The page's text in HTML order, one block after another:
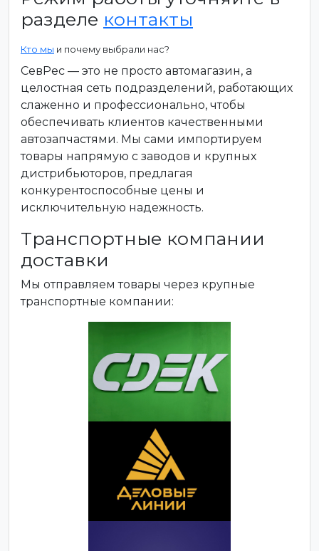
разделе контакты
Кто мы и почему выбрали нас?
СевРес — это не просто автомагазин, а
целостная сеть подразделений, работающих
слаженно и профессионально, чтобы
обеспечивать клиентов качественными
автозапчастями. Мы сами импортируем
товары напрямую с заводов и крупных
дистрибьюторов, предлагая
конкурентоспособные цены и
исключительную надежность.
Транспортные компании
доставки
Мы отправляем товары через крупные
транспортные компании: